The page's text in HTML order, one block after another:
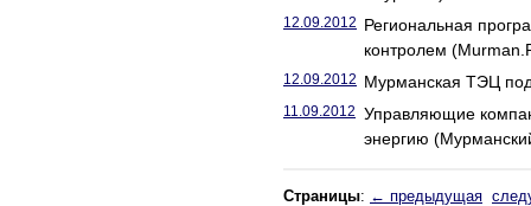
12.09.2012 Региональная
контролем
12.09.2012 Мурманская ТЭЦ
11.09.2012 Управляющие
энергию
Страницы: ← предыдущая